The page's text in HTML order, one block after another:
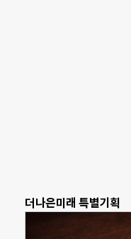
더나은미래 특별기획